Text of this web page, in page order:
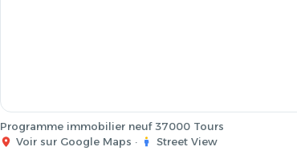
Programme immobilier neuf 37000 Tours
Voir sur Google Maps · Street View